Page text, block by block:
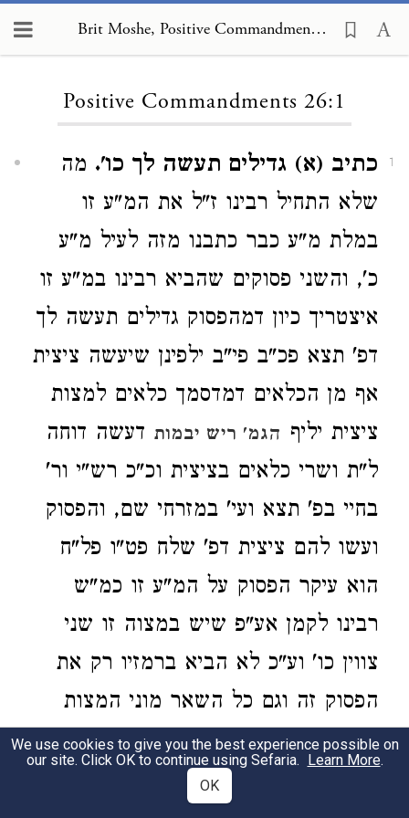
Brit Moshe, Positive Commandments 26:1
Positive Commandments 26:1
1 כתיב (א) גדילים תעשה לך כו'. מה
שלא התחיל רבינו ז"ל את המ"ע זו
במלת מ"ע כבר כתבנו מזה לעיל מ"ע
כ', והשני פסוקים שהביא רבינו במ"ע זו
איצטריך כיון דמהפסוק גדילים תעשה לך
דפ' תצא פכ"ב פי"ב ילפינן שיעשה ציצית
אף מן הכלאים דמדסמך כלאים למצות
ציצית יליף הגמ' ריש יבמות דעשה דוחה
ל"ת ושרי כלאים בציצית וכ"כ רש"י ור'
בחיי בפ' תצא ועי' במזרחי שם, והפסוק
ועשו להם ציצית דפ' שלח פט"ו פל"ח
הוא עיקר הפסוק על המ"ע זו כמ"ש
רבינו לקמן אע"פ שיש במצוה זו שני
צווין כו' וע"כ לא הביא ברמזיו רק את
הפסוק זה וגם כל השאר מוני המצות
ז"ל לא הביאו למ"ע זו רק את הפסוק זה
הבה"ג סי' הנ"ל מ"ע ג' הסה"מ מ"ע י"ד
We use cookies to give you the best experience possible on
our site. Click OK to continue using Sefaria. Learn More.
OK